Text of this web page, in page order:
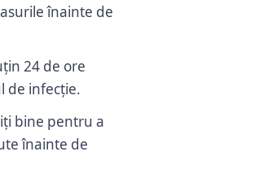
înainte de
24 de ore
de infecție.
bine pentru a
înainte de